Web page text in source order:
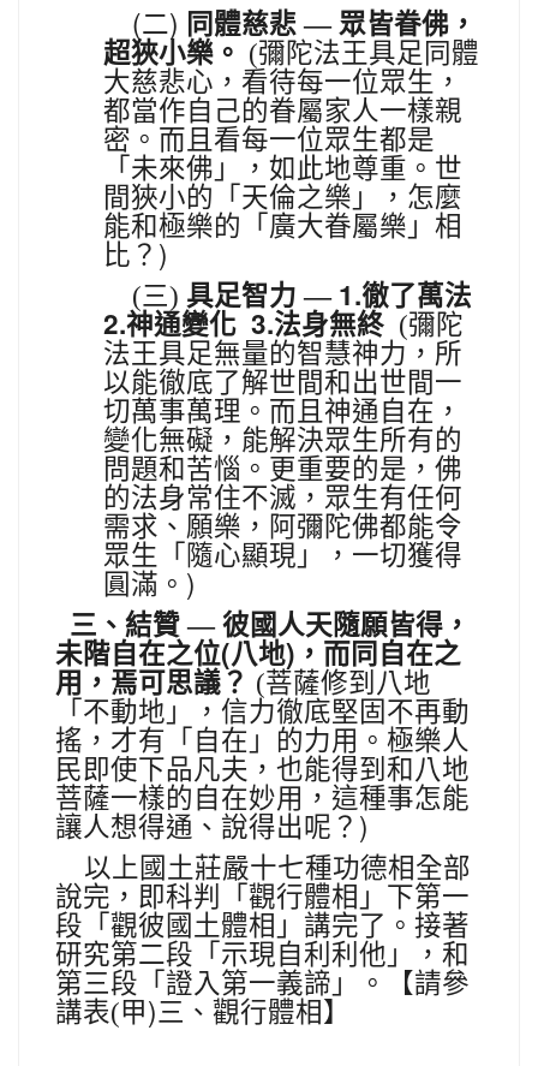
(二) 同體慈悲 — 眾皆眷佛，
超狹小樂。 (彌陀法王具足同體
大慈悲心，看待每一位眾生，
都當作自己的眷屬家人一樣親
密。而且看每一位眾生都是
「未來佛」，如此地尊重。世
間狹小的「天倫之樂」，怎麼
能和極樂的「廣大眷屬樂」相
比？)
(三) 具足智力 —1.徹了萬法
2.神通變化 3.法身無終 (彌陀
法王具足無量的智慧神力，所
以能徹底了解世間和出世間一
切萬事萬理。而且神通自在，
變化無礙，能解決眾生所有的
問題和苦惱。更重要的是，佛
的法身常住不滅，眾生有任何
需求、願樂，阿彌陀佛都能令
眾生「隨心顯現」，一切獲得
圓滿。)
三、結贊 — 彼國人天隨願皆得，
未階自在之位(八地) ，而同自在之
用，焉可思議？ (菩薩修到八地
「不動地」，信力徹底堅固不再動
搖，才有「自在」的力用。極樂人
民即使下品凡夫，也能得到和八地
菩薩一樣的自在妙用，這種事怎能
讓人想得通、說得出呢？)
以上國土莊嚴十七種功德相全部
說完，即科判「觀行體相」下第一
段「觀彼國土體相」講完了。接著
研究第二段「示現自利利他」，和
第三段「證入第一義諦」。【請參
講表(甲)三、觀行體相】